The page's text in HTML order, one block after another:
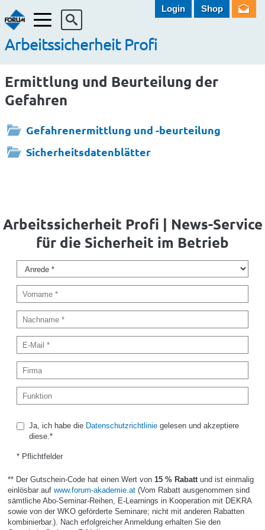
Menü
Arbeitssicherheit Profi
Login Shop
Ermittlung und Beurteilung der
Gefahren
Gefahrenermittlung und -beurteilung
Sicherheitsdatenblätter
Arbeitssicherheit Profi | News-Service
für die Sicherheit im Betrieb
Ja, ich habe die Datenschutzrichtliniegelesen und akzeptiere
diese.*
* Pflichtfelder
** Der Gutschein-Code hat einen Wert von 15 % Rabatt und ist einmalig
einlösbar auf www.forum-akademie.at(Vom Rabatt ausgenommen sind
sämtliche Abo-Seminar-Reihen, E-Learnings in Kooperation mit DEKRA
sowie von der WKO geförderte Seminare; nicht mit anderen Rabatten
kombinierbar.). Nach erfolgreicher Anmeldung erhalten Sie den